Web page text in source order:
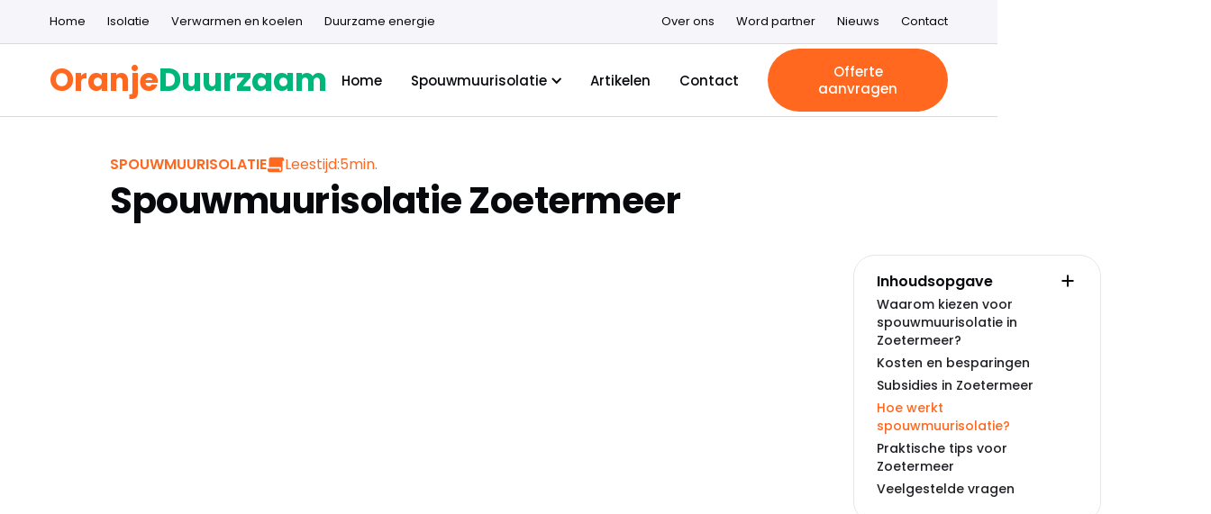
Home Isolatie Verwarmen en koelen Duurzame energie Over ons Word partner Nieuws Contact
OranjeDuurzaam Home Spouwmuurisolatie Artikelen Contact
Offerte
aanvragen
SPOUWMUURISOLATIE Leestijd:5min.
Spouwmuurisolatie Zoetermeer
Inhoudsopgave
Waarom kiezen voor
spouwmuurisolatie in
Zoetermeer?
Kosten en besparingen
Subsidies in Zoetermeer
Hoe werkt
spouwmuurisolatie?
Praktische tips voor
Zoetermeer
Veelgestelde vragen